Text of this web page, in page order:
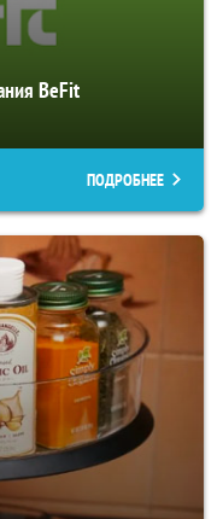
BeFit
ПОДРОБНЕЕ